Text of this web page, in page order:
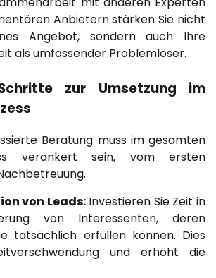
Anbietern stärken Sie nicht
Angebot, sondern auch Ihre
als umfassender Problemlöser.
zur Umsetzung im
Beratung muss im gesamten
verankert sein, vom ersten
von Leads:Investieren Sie Zeit in
von Interessenten, deren
tatsächlich erfüllen können. Dies
und erhöht die